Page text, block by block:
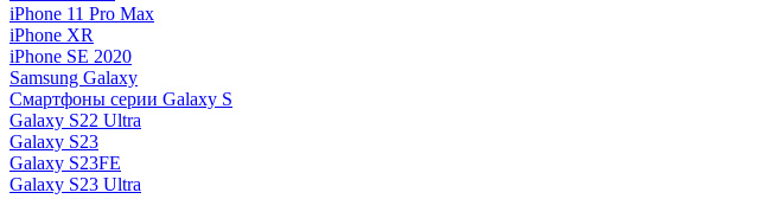
iPhone 11 Pro Max
iPhone XR
iPhone SE 2020
Samsung Galaxy
Смартфоны серии Galaxy S
Galaxy S22 Ultra
Galaxy S23
Galaxy S23FE
Galaxy S23 Ultra